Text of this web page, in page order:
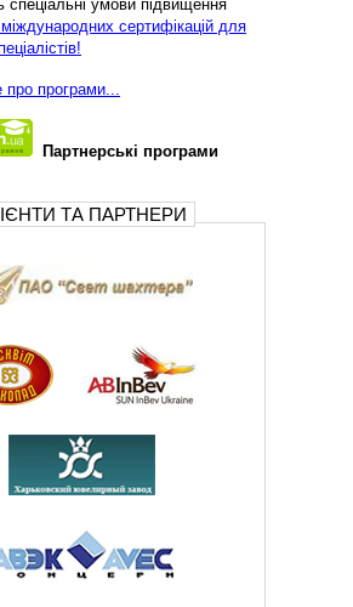
спеціальні умови підвищення
сертифікацій для
про програми...
Партнерські програми
ТА ПАРТНЕРИ